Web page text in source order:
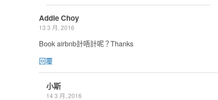
Addie Choy
13 3 月, 2016
Book airbnb計唔計呢？Thanks
回覆
小斯
14 3 月, 2016